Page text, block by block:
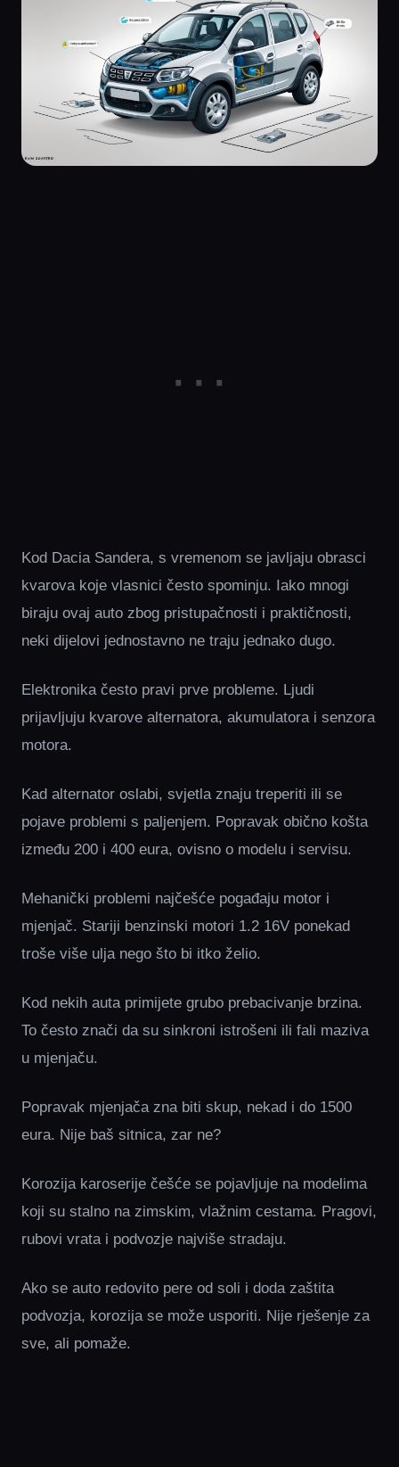
Kod Dacia Sandera, s vremenom se javljaju obrasci
kvarova koje vlasnici često spominju. Iako mnogi
biraju ovaj auto zbog pristupačnosti i praktičnosti,
neki dijelovi jednostavno ne traju jednako dugo.
Elektronika često pravi prve probleme. Ljudi
prijavljuju kvarove alternatora, akumulatora i senzora
motora.
Kad alternator oslabi, svjetla znaju treperiti ili se
pojave problemi s paljenjem. Popravak obično košta
između 200 i 400 eura, ovisno o modelu i servisu.
Mehanički problemi najčešće pogađaju motor i
mjenjač. Stariji benzinski motori 1.2 16V ponekad
troše više ulja nego što bi itko želio.
Kod nekih auta primijete grubo prebacivanje brzina.
To često znači da su sinkroni istrošeni ili fali maziva
u mjenjaču.
Popravak mjenjača zna biti skup, nekad i do 1500
eura. Nije baš sitnica, zar ne?
Korozija karoserije češće se pojavljuje na modelima
koji su stalno na zimskim, vlažnim cestama. Pragovi,
rubovi vrata i podvozje najviše stradaju.
Ako se auto redovito pere od soli i doda zaštita
podvozja, korozija se može usporiti. Nije rješenje za
sve, ali pomaže.